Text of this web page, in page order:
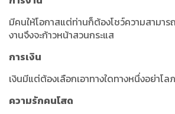
มีคนให้โอกาสแต่ท่านก็ต้องโชว์ความสามาร
งานจึงจะก้าวหน้าสวนกระแส
การเงิน
เงินมีแต่ต้องเลือกเอาทางใดทางหนึ่งอย่าโ
ความรักคนโสด